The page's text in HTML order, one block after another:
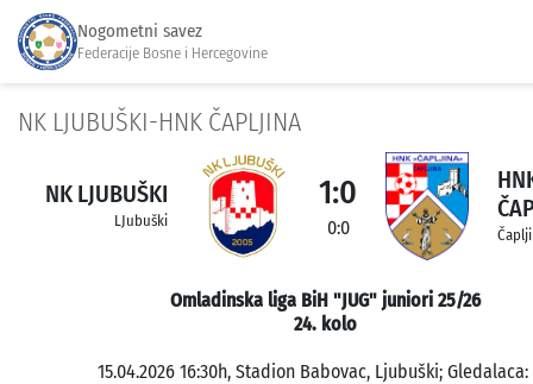
Nogometni savez
Federacije Bosne i Hercegovine
NK LJUBUŠKI-HNK ČAPLJINA
NK LJUBUŠKI
LJubuški
1:0
0:0
Omladinska liga BiH "JUG" juniori 25/26
24. kolo
15.04.2026 16:30h, Stadion Babovac, Ljubuški; Gledalaca: